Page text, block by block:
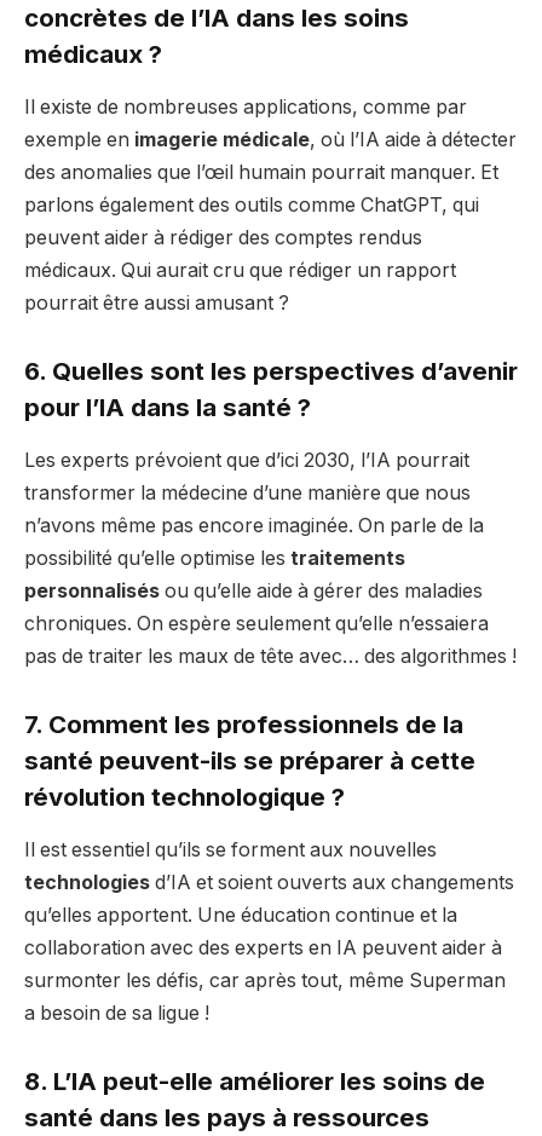
concrètes de l’IA dans les soins
médicaux ?
Il existe de nombreuses applications, comme par
exemple en imagerie médicale, où l’IA aide à détecter
des anomalies que l’œil humain pourrait manquer. Et
parlons également des outils comme ChatGPT, qui
peuvent aider à rédiger des comptes rendus
médicaux. Qui aurait cru que rédiger un rapport
pourrait être aussi amusant ?
6. Quelles sont les perspectives d’avenir
pour l’IA dans la santé ?
Les experts prévoient que d’ici 2030, l’IA pourrait
transformer la médecine d’une manière que nous
n’avons même pas encore imaginée. On parle de la
possibilité qu’elle optimise les traitements
personnalisés ou qu’elle aide à gérer des maladies
chroniques. On espère seulement qu’elle n’essaiera
pas de traiter les maux de tête avec… des algorithmes !
7. Comment les professionnels de la
santé peuvent-ils se préparer à cette
révolution technologique ?
Il est essentiel qu’ils se forment aux nouvelles
technologies d’IA et soient ouverts aux changements
qu’elles apportent. Une éducation continue et la
collaboration avec des experts en IA peuvent aider à
surmonter les défis, car après tout, même Superman
a besoin de sa ligue !
8. L’IA peut-elle améliorer les soins de
santé dans les pays à ressources